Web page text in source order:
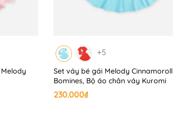
+5
Set váy bé gái Melody Cinnamoroll
Bomines, Bộ áo chân váy Kuromi
230.000₫